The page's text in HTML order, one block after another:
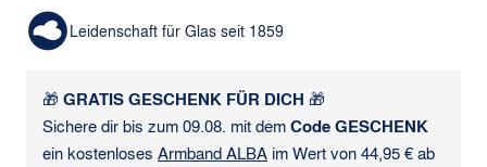
Leidenschaft für Glas seit 1859
🎁 GRATIS GESCHENK FÜR DICH 🎁
Sichere dir bis zum 09.08. mit demCode GESCHENK
ein kostenloses Armband ALBA im Wert von 44,95 € ab